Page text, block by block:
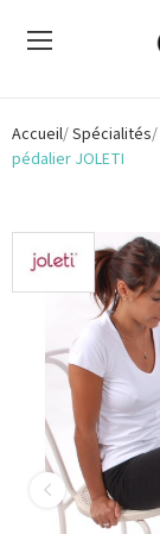
Accueil Spécialités
pédalier JOLETI